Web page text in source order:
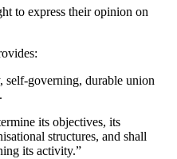
to express their opinion on
governing, durable union
its objectives, its
structures, and shall
its activity.”